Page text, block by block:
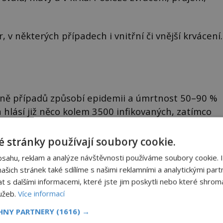
v některých případech i vnitřní či vnější krvácení.
případů způsobí epidemii a úmrtnost 50–90 %
již něco kolem 3500 infikovaných, zatímco
to znamená dvoutřetinovou úmrtnost!
Mokrosuky: Rejdiště místních duchů?
kilometrů od bývalého královského města Sušice se
malá obec Mokrosuky…Málokdo však zřejmě ví, že v
klidném, poměrně řídce navštěvovaném koutu vesnické
stránky používají soubory cookie.
reklam a analýze návštěvnosti používáme soubory cookie.
stránek také sdílíme s našimi reklamními a analytickými
s dalšími informacemi, které jste jim poskytli nebo které
Více informací
PARTNERY (1616) →